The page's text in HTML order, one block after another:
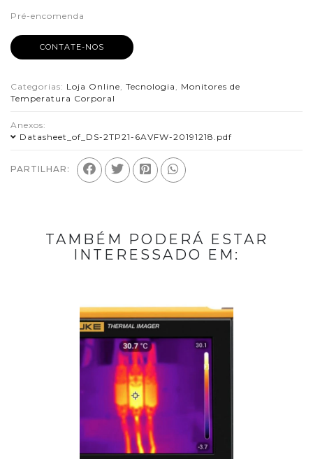
Pré-encomenda
CONTATE-NOS
Categorias: Loja Online, Tecnologia , Monitores de
Temperatura Corporal
Anexos:
Datasheet_of_DS-2TP21-6AVFW-20191218.pdf
PARTILHAR:
TAMBÉM PODERÁ ESTAR
INTERESSADO EM: